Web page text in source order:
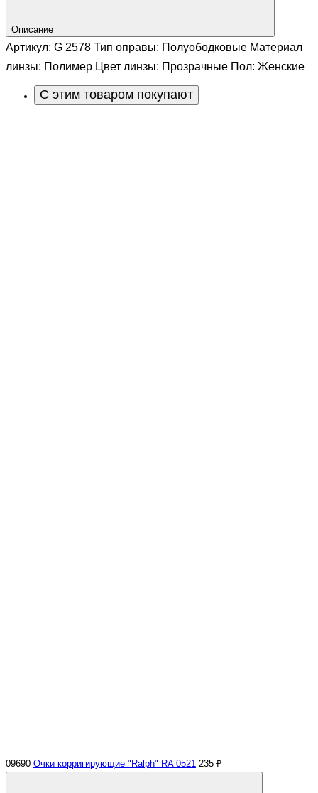
Описание
Артикул: G 2578 Тип оправы: Полуободковые Материал
линзы: Полимер Цвет линзы: Прозрачные Пол: Женские
С этим товаром покупают
09690 Очки корригирующие "Ralph" RA 0521 235 ₽